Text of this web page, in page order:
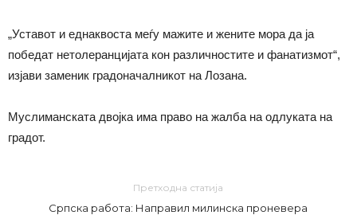
„Уставот и еднаквоста меѓу мажите и жените мора да ја
победат нетолеранцијата кон различностите и фанатизмот“,
изјави заменик градоначалникот на Лозана.
Муслиманската двојка има право на жалба на одлуката на
градот.
Претходна статија
Српска работа: Направил милинска проневера